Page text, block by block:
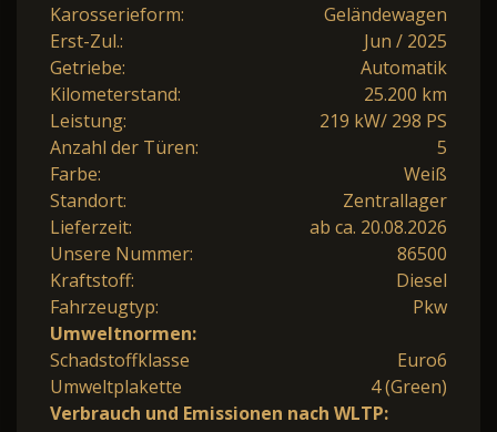
Karosserieform:
Geländewagen
Erst-Zul.:
Jun / 2025
Getriebe:
Automatik
Kilometerstand:
25.200 km
Leistung:
219 kW/ 298 PS
Anzahl der Türen:
5
Farbe:
Weiß
Standort:
Zentrallager
Lieferzeit:
ab ca. 20.08.2026
Unsere Nummer:
86500
Kraftstoff:
Diesel
Fahrzeugtyp:
Pkw
Umweltnormen:
Schadstoffklasse
Euro6
Umweltplakette
4 (Green)
Verbrauch und Emissionen nach WLTP: